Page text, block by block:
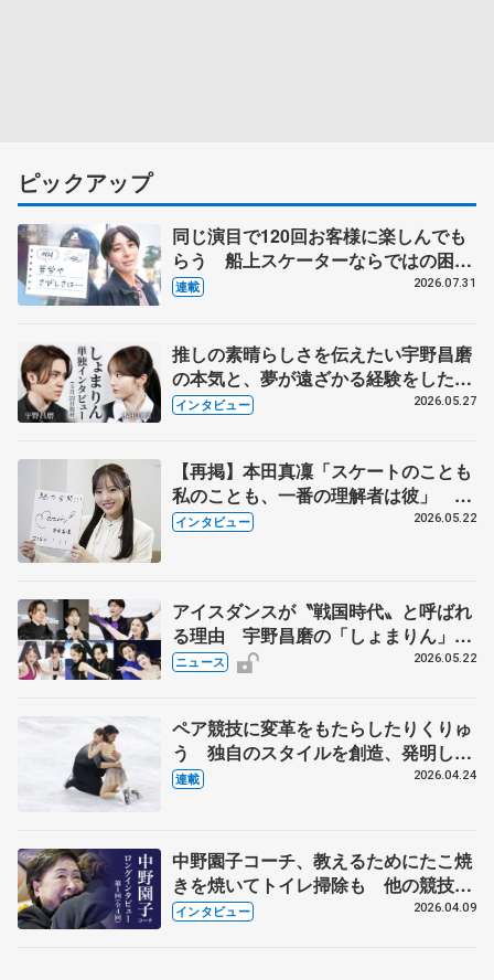
ピックアップ
同じ演目で120回お客様に楽しんでも
らう 船上スケーターならではの困難
とは 影響あったPIW前キャプテン松
連載 2026.07.31
推しの素晴らしさを伝えたい宇野昌磨
の本気と、夢が遠ざかる経験をした本
田真凜の覚悟
インタビュー 2026.05.27
【再掲】本田真凜「スケートのことも
私のことも、一番の理解者は彼」 引
退時の単独インタビューで語った競技
インタビュー 2026.05.22
アイスダンスが〝戦国時代〟と呼ばれ
る理由 宇野昌磨の「しょまりん」ら
実力者が相次いで参戦 国内の競争激
ニュース 2026.05.22
ペア競技に変革をもたらしたりくりゅ
う 独自のスタイルを創造、発明した
【引退発表後②】
連載 2026.04.24
中野園子コーチ、教えるためにたこ焼
きを焼いてトイレ掃除も 他の競技に
も通用するという坂本花織の筋肉
インタビュー 2026.04.09